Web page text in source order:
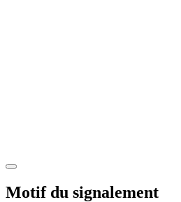
Motif du signalement